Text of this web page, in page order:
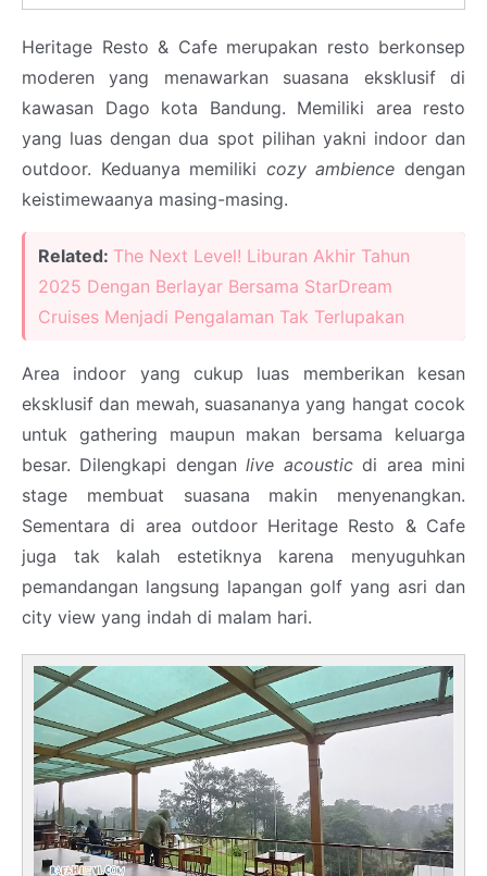
Heritage Resto & Cafe merupakan resto berkonsep
moderen yang menawarkan suasana eksklusif di
kawasan Dago kota Bandung. Memiliki area resto
yang luas dengan dua spot pilihan yakni indoor dan
outdoor. Keduanya memiliki cozy ambience dengan
keistimewaanya masing-masing.
Related: The Next Level! Liburan Akhir Tahun
2025 Dengan Berlayar Bersama StarDream
Cruises Menjadi Pengalaman Tak Terlupakan
Area indoor yang cukup luas memberikan kesan
eksklusif dan mewah, suasananya yang hangat cocok
untuk gathering maupun makan bersama keluarga
besar. Dilengkapi denganlive acousticdi area mini
stage membuat suasana makin menyenangkan.
Sementara di area outdoor Heritage Resto & Cafe
juga tak kalah estetiknya karena menyuguhkan
pemandangan langsung lapangan golf yang asri dan
city view yang indah di malam hari.